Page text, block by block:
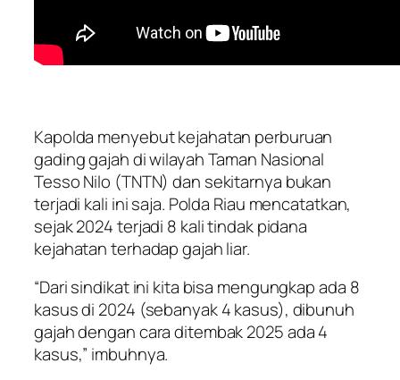
Kapolda menyebut kejahatan perburuan
gading gajah di wilayah Taman Nasional
Tesso Nilo (TNTN) dan sekitarnya bukan
terjadi kali ini saja. Polda Riau mencatatkan,
sejak 2024 terjadi 8 kali tindak pidana
kejahatan terhadap gajah liar.
“Dari sindikat ini kita bisa mengungkap ada 8
kasus di 2024 (sebanyak 4 kasus), dibunuh
gajah dengan cara ditembak 2025 ada 4
kasus,” imbuhnya.